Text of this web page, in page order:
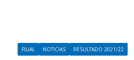
FILIAL NOTICIAS RESULTADO 2021/22